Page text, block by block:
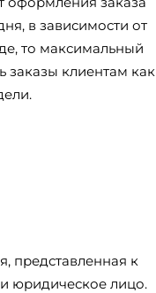
в зависимости от
то максимальный
заказы клиентам как
представленная к
юридическое лицо.